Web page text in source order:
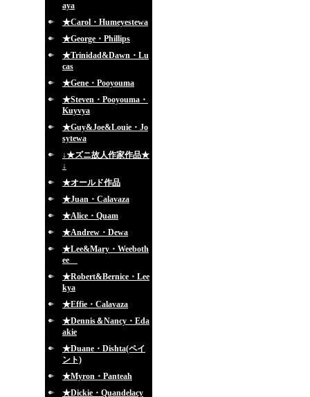
aya
★Carol・Humeyestewa
★George・Phillips
★Trinidad&Dawn・Lu
cas
★Gene・Pooyouma
★Steven・Pooyouma・
Kuyvya
★Guy&Joe&Louie・Jo
sytewa
↓★ズニ故人作家作品★
↓
★オールド作品
★Juan・Calavaza
★Alice・Quam
★Andrew・Dewa
★Lee&Mary・Weeboth
ee
★Robert&Bernice・Lee
kya
★Effie・Calavaza
★Dennis＆Nancy・Eda
akie
★Duane・Dishta(ペイ
ント)
★Myron・Panteah
★Dickie・Quandelacy